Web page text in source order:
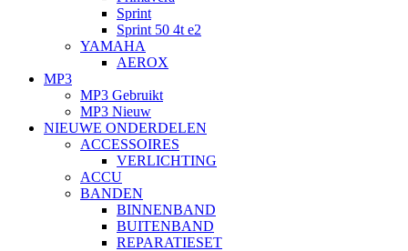
Sprint
Sprint 50 4t e2
YAMAHA
AEROX
MP3
MP3 Gebruikt
MP3 Nieuw
NIEUWE ONDERDELEN
ACCESSOIRES
VERLICHTING
ACCU
BANDEN
BINNENBAND
BUITENBAND
REPARATIESET